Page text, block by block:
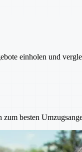
einholen und
zum besten